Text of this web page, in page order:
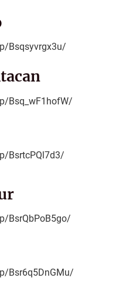
Bsqsyvrgx3u/
Bsq_wF1hofW/
BsrtcPQl7d3/
BsrQbPoB5go/
Bsr6q5DnGMu/